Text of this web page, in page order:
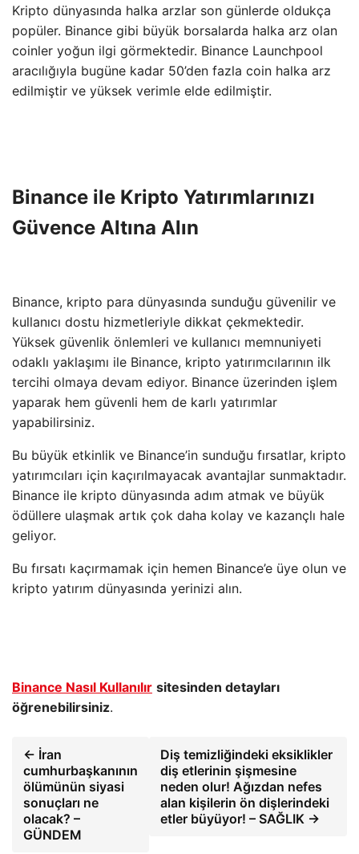
Kripto dünyasında halka arzlar son günlerde oldukça
popüler. Binance gibi büyük borsalarda halka arz olan
coinler yoğun ilgi görmektedir. Binance Launchpool
aracılığıyla bugüne kadar 50’den fazla coin halka arz
edilmiştir ve yüksek verimle elde edilmiştir.
Binance ile Kripto Yatırımlarınızı
Güvence Altına Alın
Binance, kripto para dünyasında sunduğu güvenilir ve
kullanıcı dostu hizmetleriyle dikkat çekmektedir.
Yüksek güvenlik önlemleri ve kullanıcı memnuniyeti
odaklı yaklaşımı ile Binance, kripto yatırımcılarının ilk
tercihi olmaya devam ediyor. Binance üzerinden işlem
yaparak hem güvenli hem de karlı yatırımlar
yapabilirsiniz.
Bu büyük etkinlik ve Binance’in sunduğu fırsatlar, kripto
yatırımcıları için kaçırılmayacak avantajlar sunmaktadır.
Binance ile kripto dünyasında adım atmak ve büyük
ödüllere ulaşmak artık çok daha kolay ve kazançlı hale
geliyor.
Bu fırsatı kaçırmamak için hemen Binance’e üye olun ve
kripto yatırım dünyasında yerinizi alın.
Binance Nasıl Kullanılır sitesinden detayları
öğrenebilirsiniz.
← İran
cumhurbaşkanının
ölümünün siyasi
sonuçları ne
olacak? –
GÜNDEM
Diş temizliğindeki eksiklikler
diş etlerinin şişmesine
neden olur! Ağızdan nefes
alan kişilerin ön dişlerindeki
etler büyüyor! – SAĞLIK →